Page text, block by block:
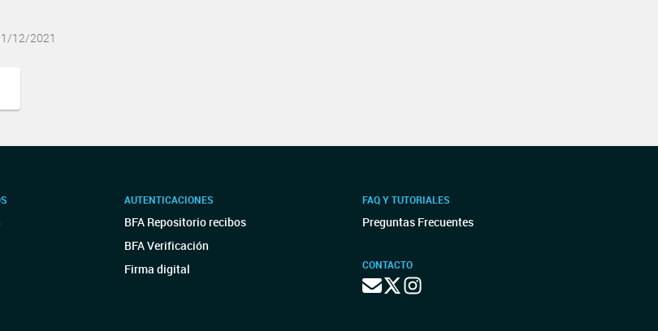
12/2021
AUTENTICACIONES
BFA Repositorio recibos
BFA Verificación
Firma digital
FAQ Y TUTORIALES
Preguntas Frecuentes
CONTACTO